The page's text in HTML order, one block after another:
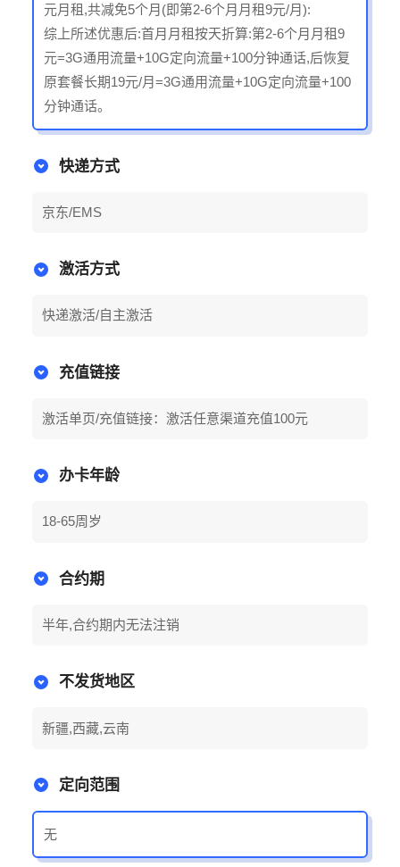
元月租,共减免5个月(即第2-6个月月租9元/月):
综上所述优惠后:首月月租按天折算:第2-6个月月租9
元=3G通用流量+10G定向流量+100分钟通话,后恢复
原套餐长期19元/月=3G通用流量+10G定向流量+100
分钟通话。
快递方式
京东/EMS
激活方式
快递激活/自主激活
充值链接
激活单页/充值链接：激活任意渠道充值100元
办卡年龄
18-65周岁
合约期
半年,合约期内无法注销
不发货地区
新疆,西藏,云南
定向范围
无